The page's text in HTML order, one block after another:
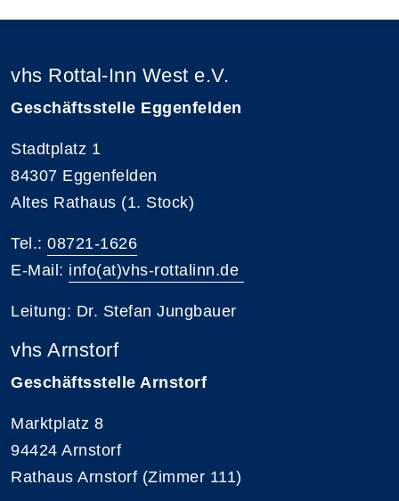
vhs Rottal-Inn West e.V.
Geschäftsstelle Eggenfelden
Stadtplatz 1
84307 Eggenfelden
Altes Rathaus (1. Stock)
Tel.: 08721-1626
E-Mail: info(at)vhs-rottalinn.de
Leitung: Dr. Stefan Jungbauer
vhs Arnstorf
Geschäftsstelle Arnstorf
Marktplatz 8
94424 Arnstorf
Rathaus Arnstorf (Zimmer 111)